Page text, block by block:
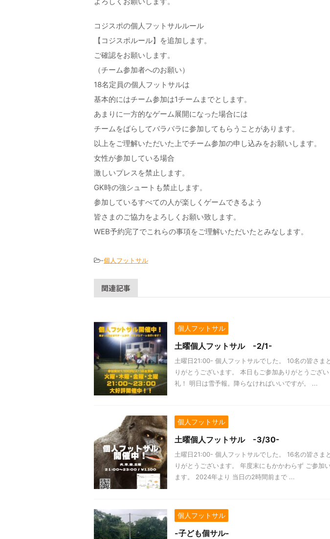
コジスポの個人フットサルルール
【コジスポルール】を追加します。
ご確認をお願いします。
（チーム参加者へのお願い）
18名定員の個人フットサルは
基本的にはチーム参加は1チームまでとします。
あまりに一方的なゲーム展開になった場合には
チームをばらしてバラバラに参加してもらうことがあります。
以上をご理解いただいた上でチーム参加の申し込みをお願いします。
女性が参加している場合
激しいプレスを禁止します。
GK時の強シュートも禁止します。
参加しているすべての人が楽しくゲームできるよう
皆さまのご協力をよろしくお願い致します。
WEB予約完了でこれらの事項をご理解いただいたとみなします。
-個人フットサル
関連記事
個人フットサル
土曜個人フットサル -2/1-
土曜日21:00- 個人フットサルでした。 10名の皆さま
りがとうございます。 本日もご参加ありがとうござ
礼！ 明日は雪予報。降らなければいいですが。 ...
個人フットサル
土曜個人フットサル -3/30-
土曜日21:00- 個人フットサルでした。 16名の皆さま
りがとうございます。 年度末にもかかわらず ご参加
ます。 2024年より 当日の2時間前まで ...
個人フットサル
-子ども個サル-